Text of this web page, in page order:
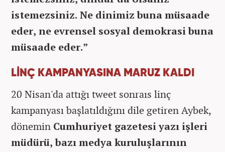
istemezsiniz. Ne dinimiz buna müsaade
eder, ne evrensel sosyal demokrasi buna
müsaade eder.”
LİNÇ KAMPANYASINA MARUZ KALDI
20 Nisan'da attığı tweet sonraıs linç
kampanyası başlatıldığını dile getiren Aybek,
dönemin Cumhuriyet gazetesi yazı işleri
müdürü, bazı medya kuruluşlarının